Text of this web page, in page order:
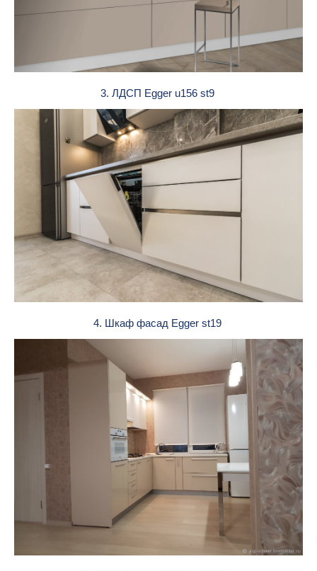
3. ЛДСП Egger u156 st9
4. Шкаф фасад Egger st19